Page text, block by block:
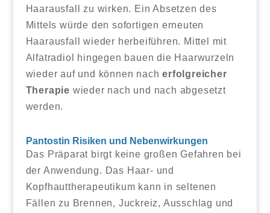
Haarausfall zu wirken. Ein Absetzen des
Mittels würde den sofortigen erneuten
Haarausfall wieder herbeiführen. Mittel mit
Alfatradiol hingegen bauen die Haarwurzeln
wieder auf und können nacherfolgreicher
Therapie wieder nach und nach abgesetzt
werden.
Pantostin Risiken und Nebenwirkungen
Das Präparat birgt keine großen Gefahren bei
der Anwendung. Das Haar- und
Kopfhauttherapeutikum kann in seltenen
Fällen zu Brennen, Juckreiz, Ausschlag und